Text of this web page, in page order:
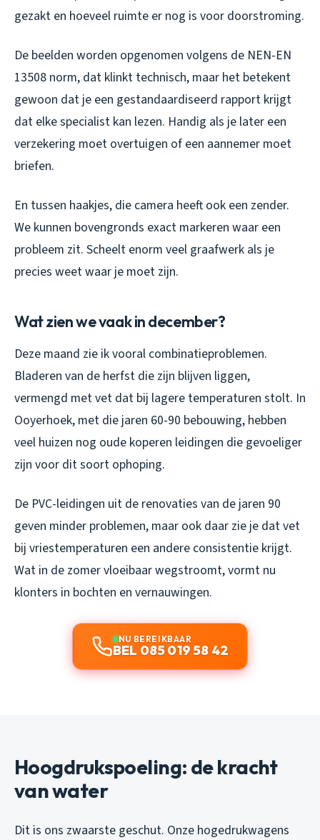
gezakt en hoeveel ruimte er nog is voor doorstroming.
De beelden worden opgenomen volgens de NEN-EN
13508 norm, dat klinkt technisch, maar het betekent
gewoon dat je een gestandaardiseerd rapport krijgt
dat elke specialist kan lezen. Handig als je later een
verzekering moet overtuigen of een aannemer moet
briefen.
En tussen haakjes, die camera heeft ook een zender.
We kunnen bovengronds exact markeren waar een
probleem zit. Scheelt enorm veel graafwerk als je
precies weet waar je moet zijn.
Wat zien we vaak in december?
Deze maand zie ik vooral combinatieproblemen.
Bladeren van de herfst die zijn blijven liggen,
vermengd met vet dat bij lagere temperaturen stolt. In
Ooyerhoek, met die jaren 60-90 bebouwing, hebben
veel huizen nog oude koperen leidingen die gevoeliger
zijn voor dit soort ophoping.
De PVC-leidingen uit de renovaties van de jaren 90
geven minder problemen, maar ook daar zie je dat vet
bij vriestemperaturen een andere consistentie krijgt.
Wat in de zomer vloeibaar wegstroomt, vormt nu
klonters in bochten en vernauwingen.
NU BEREIKBAAR
BEL 085 019 58 42
Hoogdrukspoeling: de kracht
van water
Dit is ons zwaarste geschut. Onze hogedrukwagens